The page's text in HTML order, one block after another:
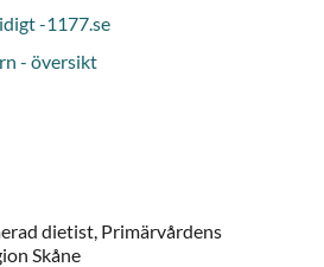
-1177.se
- översikt
dietist, Primärvårdens
Skåne